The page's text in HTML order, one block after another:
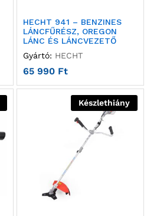
HECHT 941 – BENZINES
LÁNCFŰRÉSZ, OREGON
LÁNC ÉS LÁNCVEZETŐ
Gyártó: HECHT
65 990 Ft
Készlethiány